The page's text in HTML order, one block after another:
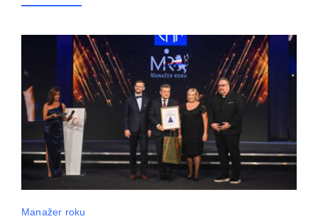
Manažer roku